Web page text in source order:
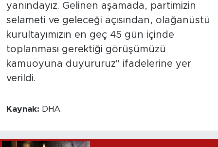
yanındayız. Gelinen aşamada, partimizin
selameti ve geleceği açısından, olağanüstü
kurultayımızın en geç 45 gün içinde
toplanması gerektiği görüşümüzü
kamuoyuna duyururuz" ifadelerine yer
verildi.
Kaynak: DHA